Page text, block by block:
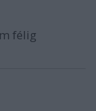
félig